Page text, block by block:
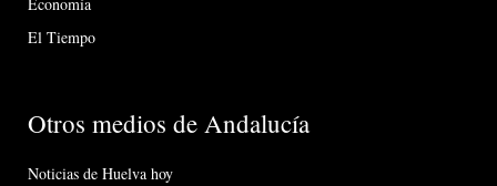
El Tiempo
Otros medios de Andalucía
Noticias de Huelva hoy